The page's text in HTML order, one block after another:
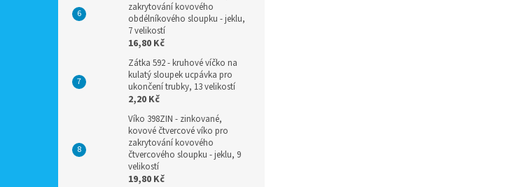
zakrytování kovového
obdélníkového sloupku - jeklu,
7 velikostí
16,80 Kč
Zátka 592 - kruhové víčko na
kulatý sloupek ucpávka pro
ukončení trubky, 13 velikostí
2,20 Kč
Víko 398ZIN - zinkované,
kovové čtvercové víko pro
zakrytování kovového
čtvercového sloupku - jeklu, 9
velikostí
19,80 Kč